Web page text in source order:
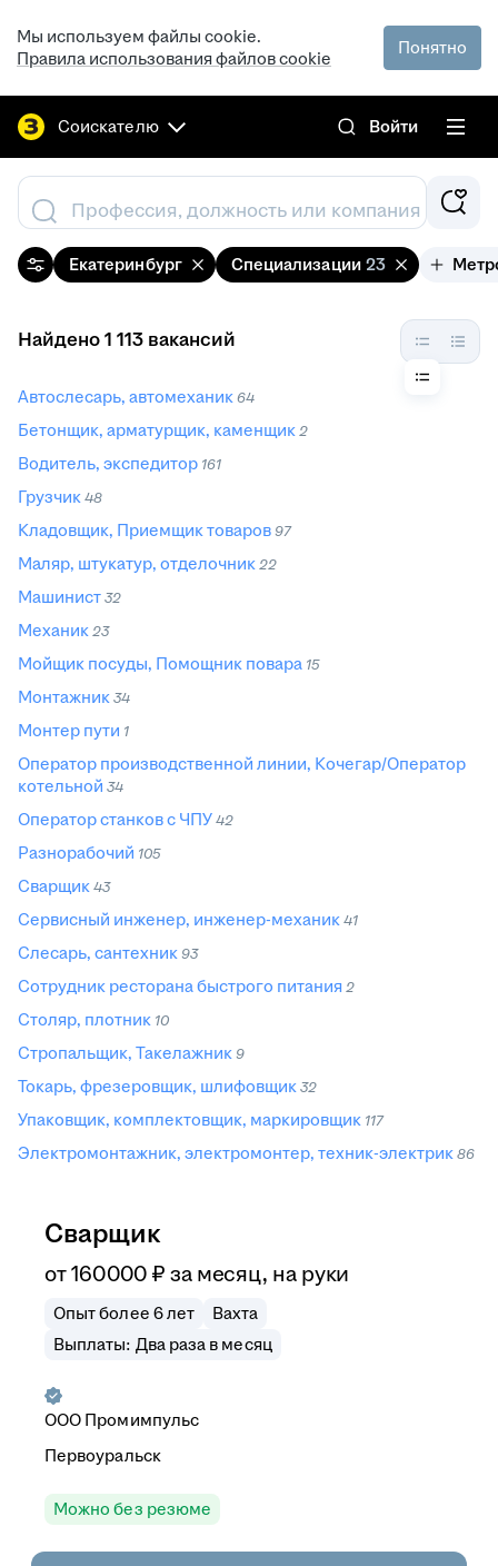
Мы используем файлы cookie.
Правила использования файлов cookie
Понятно
Соискателю Войти
Профессия, должность или компания
Екатеринбург Специализации 23
Найдено 1 113 вакансий
Автослесарь, автомеханик 64
Бетонщик, арматурщик, каменщик 2
Водитель, экспедитор 161
Грузчик 48
Кладовщик, Приемщик товаров 97
Маляр, штукатур, отделочник 22
Машинист 32
Механик 23
Мойщик посуды, Помощник повара 15
Монтажник 34
Монтер пути 1
Оператор производственной линии, Кочегар/Оператор
котельной 34
Оператор станков с ЧПУ 42
Разнорабочий 105
Сварщик 43
Сервисный инженер, инженер-механик 41
Слесарь, сантехник 93
Сотрудник ресторана быстрого питания 2
Столяр, плотник 10
Стропальщик, Такелажник 9
Токарь, фрезеровщик, шлифовщик 32
Упаковщик, комплектовщик, маркировщик 117
Электромонтажник, электромонтер, техник-электрик 86
Сварщик
от160 000 ₽ за месяц, на руки
Опыт более 6 лет
Вахта
Выплаты: Два раза в месяц
ООО Промимпульс
Первоуральск
Можно без резюме